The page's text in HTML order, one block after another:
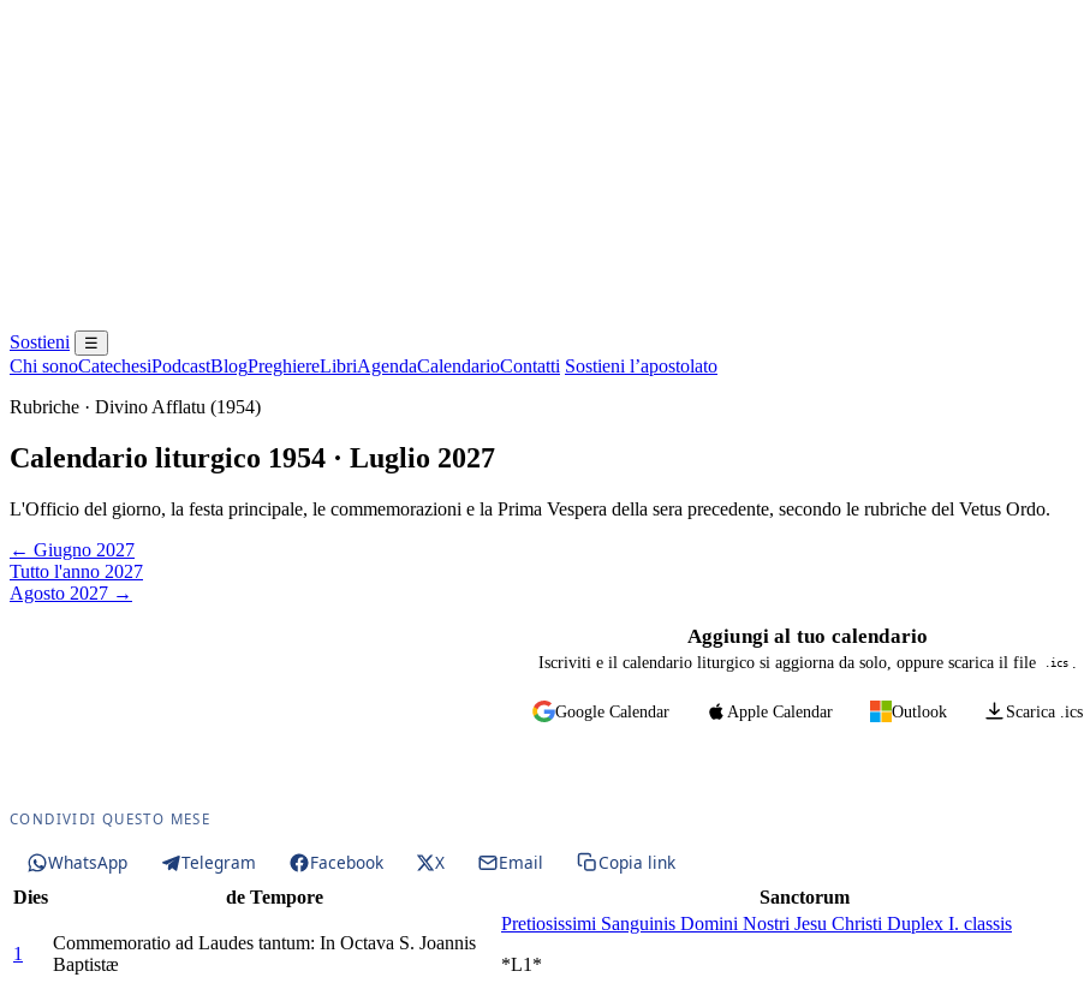
Sostieni ☰
Chi sonoCatechesiPodcastBlogPreghiereLibriAgendaCalendarioContatti Sostieni l’apostolato
Rubriche · Divino Afflatu (1954)
Calendario liturgico 1954 · Luglio 2027
L'Officio del giorno, la festa principale, le commemorazioni e la Prima Vespera della sera precedente, secondo le rubriche del Vetus Ordo.
← Giugno 2027
Tutto l'anno 2027
Agosto 2027 →
Aggiungi al tuo calendario
Iscriviti e il calendario liturgico si aggiorna da solo, oppure scarica il file .ics
Google Calendar Apple Calendar Outlook Scarica .ics
CONDIVIDI QUESTO MESE
WhatsApp Telegram Facebook X Email Copia link
Dies de Tempore Sanctorum
1
Commemoratio ad Laudes tantum: In Octava S. Joannis
Baptistæ
Pretiosissimi Sanguinis Domini Nostri Jesu Christi Duplex I. classis
*L1*